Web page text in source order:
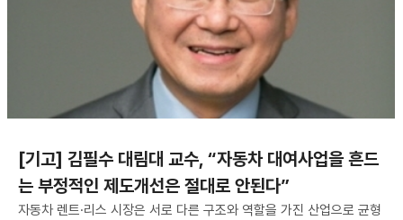
[기고] 김필수 대림대 교수, “자동차 대여사업을 흔드
는 부정적인 제도개선은 절대로 안된다”
자동차 렌트·리스 시장은 서로 다른 구조와 역할을 가진 산업으로 균형